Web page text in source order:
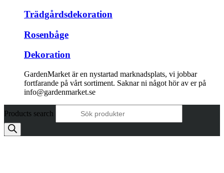
Trädgårdsdekoration
Rosenbåge
Dekoration
GardenMarket är en nystartad marknadsplats, vi jobbar
fortfarande på vårt sortiment. Saknar ni något hör av er på
info@gardenmarket.se
Products search